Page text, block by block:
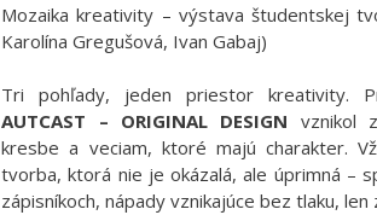
Mozaika kreativity – výstava študentskej
Karolína Gregušová, Ivan Gabaj)
Tri pohľady, jeden priestor kreativity.
AUTCAST – ORIGINAL DESIGN vznikol
kresbe a veciam, ktoré majú charakter.
tvorba, ktorá nie je okázalá, ale úprimná –
zápisníkoch, nápady vznikajúce bez tlaku,